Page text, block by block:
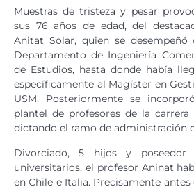
Muestras de tristeza y pesar
sus 76 años de edad, del
Anitat Solar, quien se
Departamento de Ingeniería
de Estudios, hasta donde había
específicamente al Magíster en
USM. Posteriormente se
plantel de profesores de la carrera
dictando el ramo de administración
Divorciado, 5 hijos y poseedor
universitarios, el profesor Aninat
en Chile e Italia. Precisamente antes